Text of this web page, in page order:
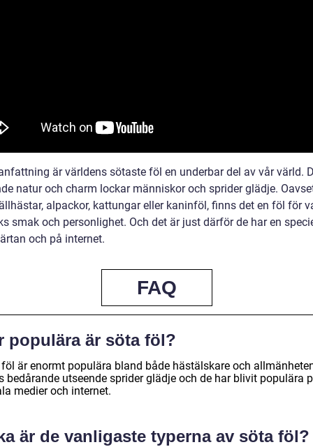
är världens sötaste föl en underbar del av vår värld.
natur och charm lockar människor och sprider glädje.
alpackor, kattungar eller kaninföl, finns det en föl för
smak och personlighet. Och det är just därför de har en
och på internet.
FAQ
populära är söta föl?
är enormt populära bland både hästälskare och
bedårande utseende sprider glädje och de har blivit populära
medier och internet.
är de vanligaste typerna av söta föl?